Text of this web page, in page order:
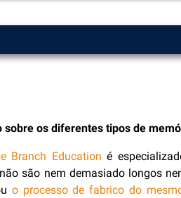
sobre os diferentes tipos de
Branch Education é
são nem demasiado longos
o processo de fabrico do